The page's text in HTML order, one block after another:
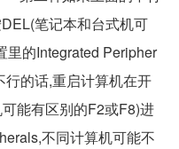
笔记本和台式机可
里的Integrated Peripher
的话,重启计算机在开
能有区别的F2或F8)进
不同计算机可能不